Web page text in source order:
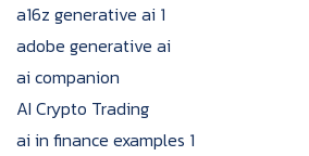
a16z generative ai 1
adobe generative ai
ai companion
AI Crypto Trading
ai in finance examples 1